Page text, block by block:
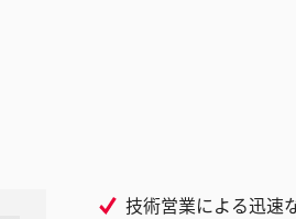
技術営業による迅速